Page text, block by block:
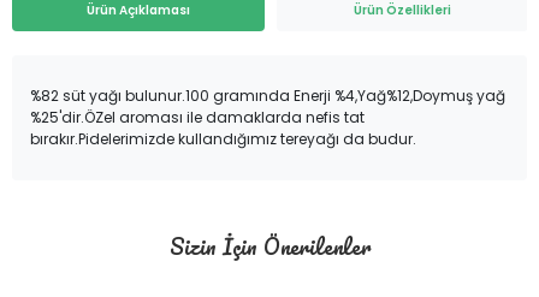
Ürün Açıklaması Ürün Özellikleri
%82 süt yağı bulunur.100 gramında Enerji %4,Yağ%12,Doymuş yağ
%25'dir.ÖZel aroması ile damaklarda nefis tat
bırakır.Pidelerimizde kullandığımız tereyağı da budur.
Sizin İçin Önerilenler